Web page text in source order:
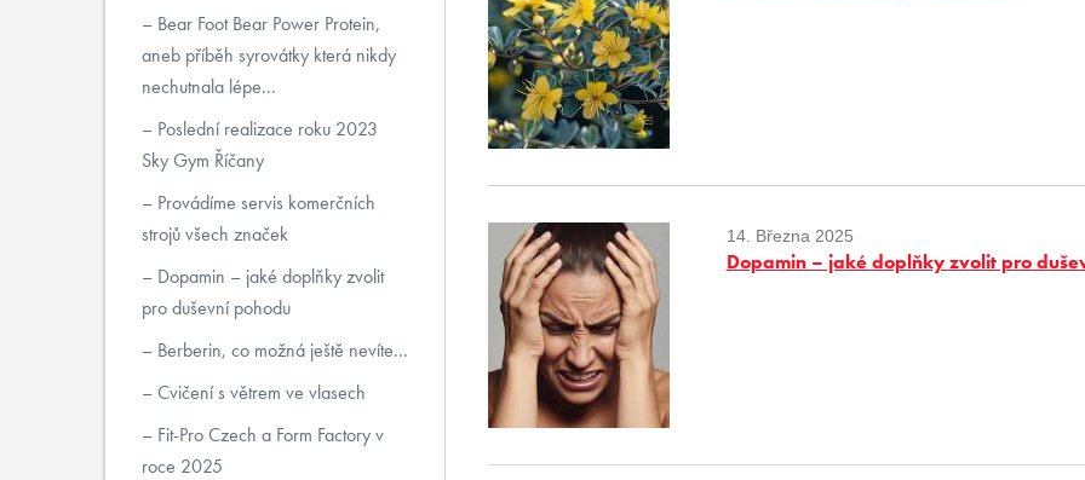
14. Března 2025
Dopamin – jaké doplňky zvolit pro
Bear Foot Bear Power Protein,
aneb příběh syrovátky která nikdy
nechutnala lépe...
Poslední realizace roku 2023
Sky Gym Říčany
Provádíme servis komerčních
strojů všech značek
Dopamin – jaké doplňky zvolit
pro duševní pohodu
Berberin, co možná ještě nevíte...
Cvičení s větrem ve vlasech
Fit-Pro Czech a Form Factory v
roce 2025